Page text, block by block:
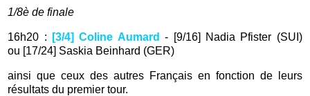
1/8è de finale
16h20 : [3/4] Coline Aumard - [9/16] Nadia Pfister (SUI)
ou [17/24] Saskia Beinhard (GER)
ainsi que ceux des autres Français en fonction de leurs
résultats du premier tour.